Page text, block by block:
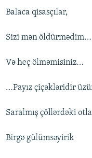
Balaca qisasçılar,
Sizi mən öldürmədim...
Və heç ölməmisiniz...
...Payız çiçəkləridir
Saralmış çöllərdəki
Birgə gülümsəyirik